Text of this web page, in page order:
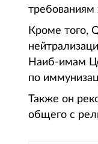
требованиям
Кроме того,
Наиб-имам
по
Также он
общего с